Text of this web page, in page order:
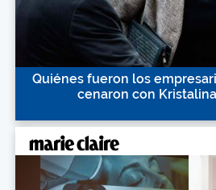
Quiénes fueron los
cenaron con